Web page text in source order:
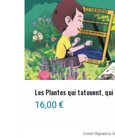
Les Plantes qui tatouent,
16,00 €